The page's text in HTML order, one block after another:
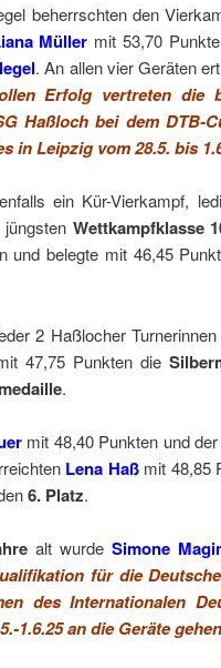
beherrschten den
Müller mit 53,70
. An allen vier Geräten
Erfolg vertreten die
Haßloch bei dem DTB-
in Leipzig vom 28.5. bis
ein Kür-Vierkampf,
Wettkampfklasse
und belegte mit 46,45
2 Haßlocher
47,75 Punkten die
.
mit 48,40 Punkten und der
Lena Haßmit 48,85
6. Platz.
alt wurde Simone
für die
des Internationalen
1.6.25 an die Geräte